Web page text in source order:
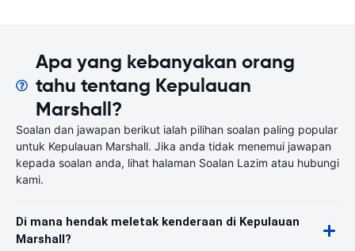
Apa yang kebanyakan orang
tahu tentang Kepulauan
Marshall?
Soalan dan jawapan berikut ialah pilihan soalan paling popular
untuk Kepulauan Marshall. Jika anda tidak menemui jawapan
kepada soalan anda, lihat halaman Soalan Lazim atau hubungi
kami.
Di mana hendak meletak kenderaan di Kepulauan
Marshall?